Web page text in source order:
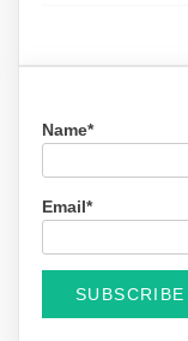
Name*
Email*